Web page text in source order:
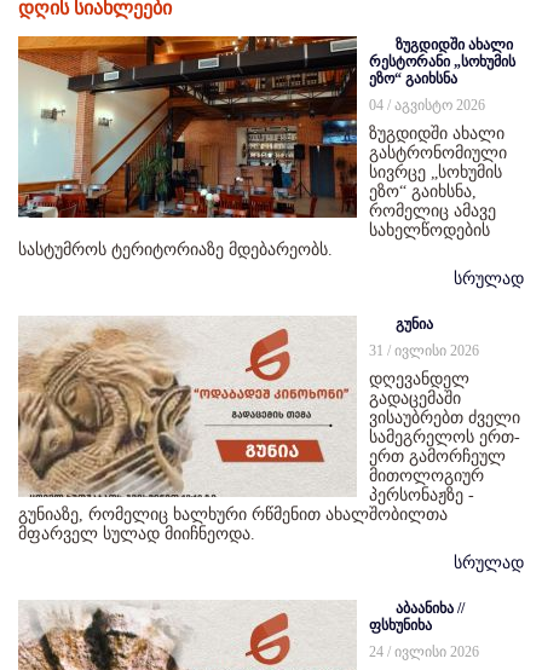
დღის სიახლეები
ზუგდიდში ახალი
რესტორანი „სოხუმის
ეზო“ გაიხსნა
04 / აგვისტო 2026
ზუგდიდში ახალი
გასტრონომიული
სივრცე „სოხუმის
ეზო“ გაიხსნა,
რომელიც ამავე
სახელწოდების
სასტუმროს ტერიტორიაზე მდებარეობს.
სრულად
გუნია
31 / ივლისი 2026
დღევანდელ
გადაცემაში
ვისაუბრებთ ძველი
სამეგრელოს ერთ-
ერთ გამორჩეულ
მითოლოგიურ
პერსონაჟზე -
გუნიაზე, რომელიც ხალხური რწმენით ახალშობილთა
მფარველ სულად მიიჩნეოდა.
სრულად
აბაანიხა //
ფსხუნიხა
24 / ივლისი 2026